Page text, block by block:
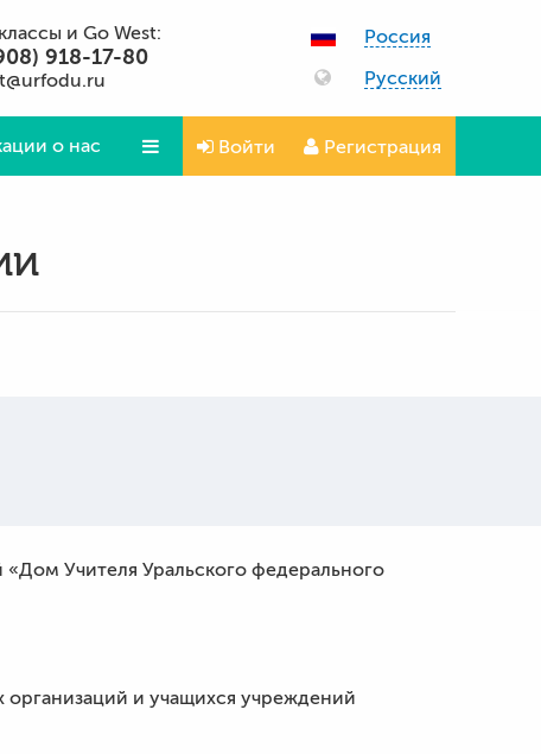
и Go West:
918-17-80
Россия
Русский
о нас Войти Регистрация
Учителя Уральского федерального
организаций и учащихся учреждений